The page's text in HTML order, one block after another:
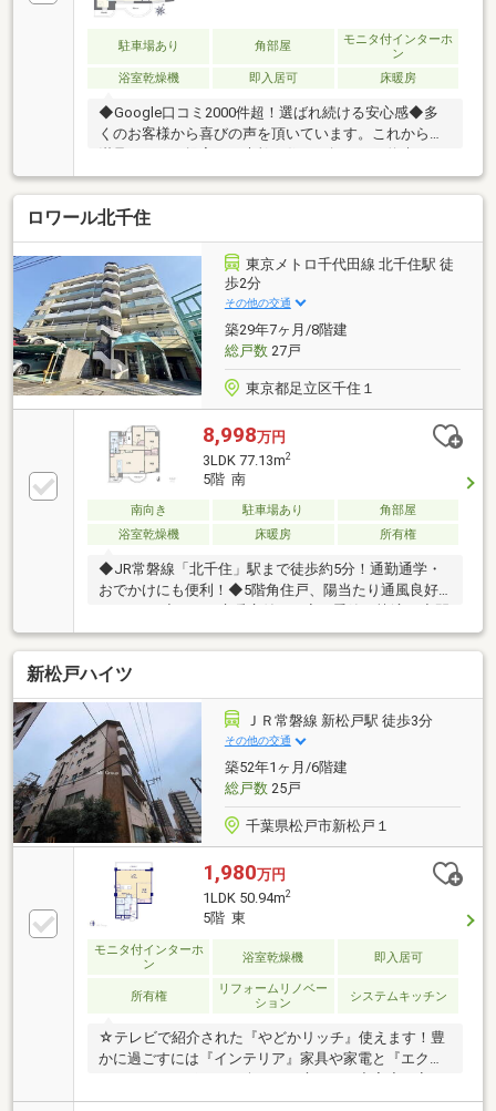
駐車場あり 角部屋
モニタ付インターホ
ン
浴室乾燥機
即入居可 床暖房
◆Google口コミ2000件超！選ばれ続ける安心感◆多
くのお客様から喜びの声を頂いています。これからも
す。◆購入はゴールではなく幸せな未来へのスタート
◆住み始めてからの不安や悩みも、TOHO HOUSE
CLUBが将来サポート。お客様一人ひとりの安心を守る
ため、いつもずっと人生に寄り添い、豊かな未来を支
え続けます。◆ローン相談大歓迎！頭金0円からの購
入も可能◆将来のライフイベントを見据え、無理のな
い資金計画をプロがアドバイス。お問合せは【資料請
求】又は【フリーダイヤル】へお気軽にお問い合わせ
ください。
ロワール北千住
東京メトロ千代田線 北千住駅 徒
歩2分
その他の交通
築29年7ヶ月/8階建
総戸数27戸
東京都足立区千住１
8,998万円
3LDK 77.13m2
5階 南
南向き 駐車場あり
角部屋
浴室乾燥機
床暖房 所有権
◆JR常磐線「北千住」駅まで徒歩約5分！通勤通学・
おでかけにも便利！◆5階角住戸、陽当たり通風良好
放的な対面式キッチン、2wayキッチンで家事動線良
好！◆家事の時短も助けてくれる食洗機付き！◆浴室
乾燥機は花粉の季節や雨の日のお洗濯にも便利！◆洋
室は3部屋ともWIC付きでお部屋を広くお使いいただけ
ます！◆大切な家族の一員、ペットと暮らせる物件で
す（細則有）◆「千寿本町小学校」まで徒歩約6分、
子育て世帯にもおすすめの立地です！◆「東武ストア
(北千住店)」まで徒歩約2分！「リコス(千住1丁目
店))」まで徒歩約3分！
新松戸ハイツ
ＪＲ常磐線 新松戸駅 徒歩3分
その他の交通
築52年1ヶ月/6階建
総戸数25戸
千葉県松戸市新松戸１
1,980万円
1LDK 50.94m2
5階 東
モニタ付インターホ
ン
浴室乾燥機 即入居可
所有権
リフォームリノベー
ション
システムキッチン
☆テレビで紹介された『やどかリッチ』使えます！豊
かに過ごすには『インテリア』家具や家電と『エクス
ってきます。これらを一括で購入でき、その代金を住